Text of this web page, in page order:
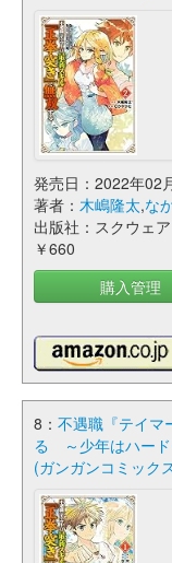
発売日：2022年02
著者： 木嶋隆太,な
出版社：スクウェ
￥660
購入管理
8： 不遇職『テイマ
る ～少年はハード
(ガンガンコミック